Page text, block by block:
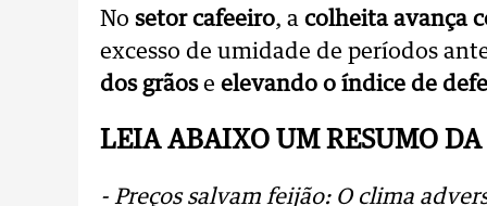
No setor cafeeiro, a colheita avança
excesso de umidade de períodos
dos grãose elevando o índice de
LEIA ABAIXO UM RESUMO
- Preços salvam feijão: O clima